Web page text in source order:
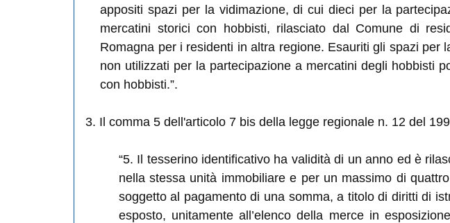
appositi spazi per la vidimazione, di cui dieci per la
mercatini storici con hobbisti, rilasciato dal Comune di
Romagna per i residenti in altra regione. Esauriti gli spazi
non utilizzati per la partecipazione a mercatini degli hobbisti
con hobbisti.”.
3. Il comma 5 dell'articolo 7 bis della legge regionale n. 12 del
“5. Il tesserino identificativo ha validità di un anno ed è
nella stessa unità immobiliare e per un massimo di
soggetto al pagamento di una somma, a titolo di diritti di
esposto, unitamente all’elenco della merce in